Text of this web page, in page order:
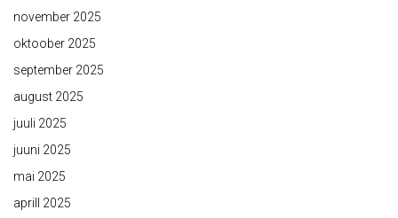
november 2025
oktoober 2025
september 2025
august 2025
juuli 2025
juuni 2025
mai 2025
aprill 2025